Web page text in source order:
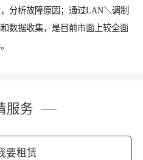
分析故障原因；通过LAN＼调制
数据收集，是目前市面上较全面
服务
要租赁